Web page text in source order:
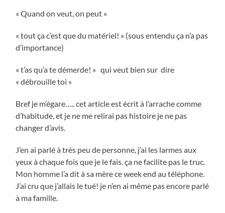
« Quand on veut, on peut »
« tout ça c’est que du matériel! » (sous entendu ça n’a pas
d’importance)
« t’as qu’a te démerde! » qui veut bien sur dire
« débrouille toi »
Bref je m’égare….. cet article est écrit à l’arrache comme
d’habitude, et je ne me relirai pas histoire je ne pas
changer d’avis.
J’en ai parlé à très peu de personne, j’ai les larmes aux
yeux à chaque fois que je le fais. ça ne facilite pas le truc.
Mon homme l’a dit à sa mère ce week end au téléphone.
J’ai cru que j’allais le tué! je n’en ai même pas encore parlé
à ma famille.